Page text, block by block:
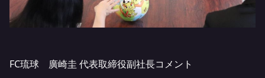
FC琉球 廣崎圭 代表取締役副社長コメント